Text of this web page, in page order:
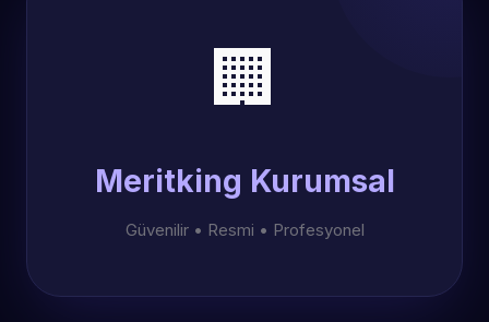
🏢
Meritking Kurumsal
Güvenilir • Resmi • Profesyonel